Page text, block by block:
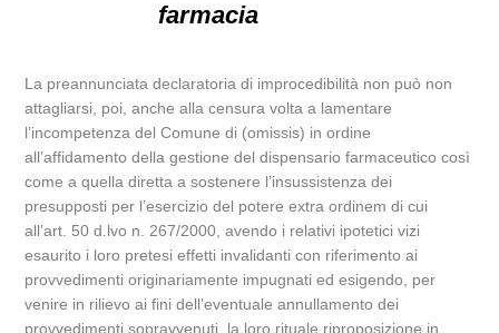
farmacia
La preannunciata declaratoria di improcedibilità non può non
attagliarsi, poi, anche alla censura volta a lamentare
l’incompetenza del Comune di (omissis) in ordine
all’affidamento della gestione del dispensario farmaceutico così
come a quella diretta a sostenere l’insussistenza dei
presupposti per l’esercizio del potere extra ordinem di cui
all’art. 50 d.lvo n. 267/2000, avendo i relativi ipotetici vizi
esaurito i loro pretesi effetti invalidanti con riferimento ai
provvedimenti originariamente impugnati ed esigendo, per
venire in rilievo ai fini dell’eventuale annullamento dei
provvedimenti sopravvenuti, la loro rituale riproposizione in